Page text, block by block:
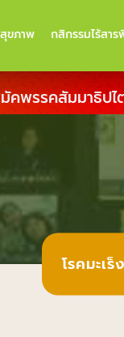
สุขภาพ กสิกรรมไร้สา
มัคพรรคสัมมาธิป
โรคมะเ